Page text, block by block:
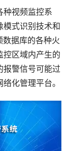
视频监控系
模式识别技术和
据库的各种火
控区域内产生的
报警信号可能过
化管理平台。